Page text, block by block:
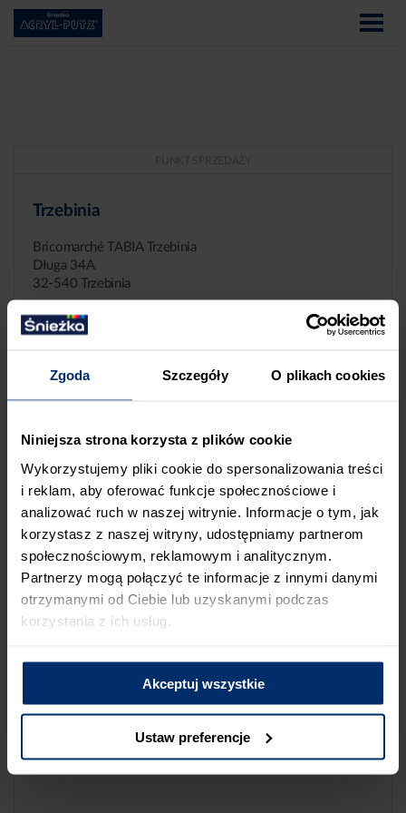
Zgoda Szczegóły O plikach cookies
Niniejsza strona korzysta z plików cookie
Wykorzystujemy pliki cookie do spersonalizowania treści
i reklam, aby oferować funkcje społecznościowe i
analizować ruch w naszej witrynie. Informacje o tym, jak
korzystasz z naszej witryny, udostępniamy partnerom
społecznościowym, reklamowym i analitycznym.
Partnerzy mogą połączyć te informacje z innymi danymi
otrzymanymi od Ciebie lub uzyskanymi podczas
korzystania z ich usług.
Akceptuj wszystkie
Ustaw preferencje
Trzebinia
Bricomarché TABIA Trzebinia
Długa 34A
32-540 Trzebinia
Jeśli uważasz, że ten sklep nie powinien znaleźć się na liście
sklepów współpracujących z firmą Śnieżka lub zauważyłeś, że
dane które posiadamy są niepoprawne albo nieaktualne,
możesz zgłosić nam ten fakt przez poniższy formularz:
Powód zgłoszenia
Opis zgłoszenia